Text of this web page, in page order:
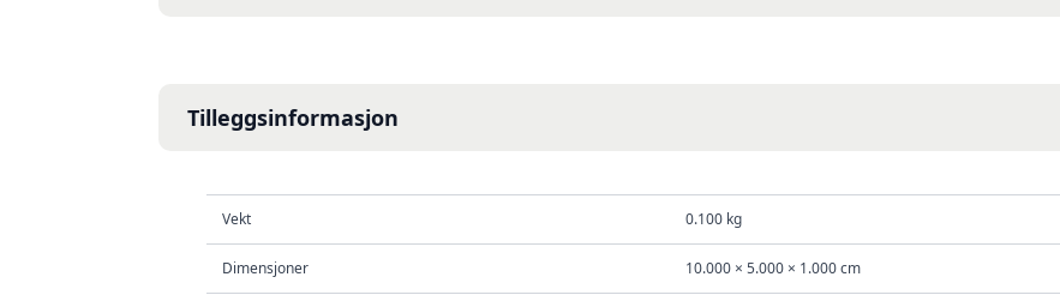
Tilleggsinformasjon
Vekt 0.100 kg
Dimensjoner 10.000 × 5.000 × 1.000 cm